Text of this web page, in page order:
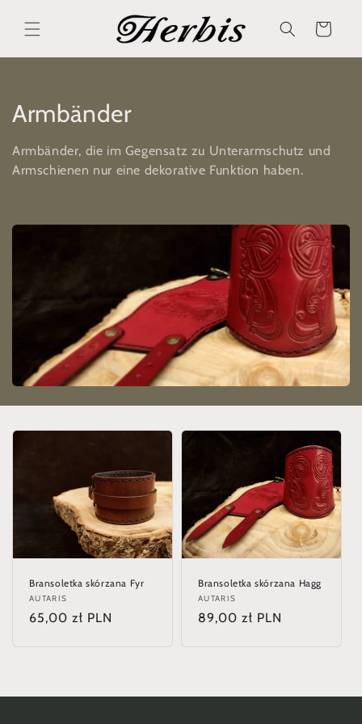
zum
Inhalt
Warenkorb
K
a
t
g
r
:
Armbänder
Armbänder, die im Gegensatz zu Unterarmschutz und
Armschienen nur eine dekorative Funktion haben.
Bransoletka skórzana Fyr
Anbieter:
AUTARIS
Normaler
65,00 zł PLN
Bransoletka skórzana Hagg
Anbieter:
AUTARIS
Normaler
89,00 zł PLN